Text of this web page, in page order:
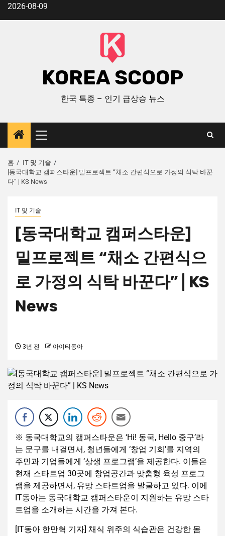
2026-08-09
KOREA SCOOP
한국 특종 – 인기 급상승 뉴스
홈
IT 및 기술
[동국대학교 캠퍼스타운] 밀프로젝트 “채소 간편식으로 가정의 식탁 바꾼
다” | KS News
IT 및 기술
[동국대학교 캠퍼스타운]
밀프로젝트 “채소 간편식으
로 가정의 식탁 바꾼다” | KS
News
3년 전 아이티동아
※ 동국대학교의 캠퍼스타운은 ‘Hi! 동국, Hello 중구’라
는 문구를 내걸면서, 청년들에게 ‘창업 기회’를 지역의
주민과 기업들에게 ‘상생 프로그램’을 제공한다. 이들은
현재 스타트업 30곳에 창업공간과 맞춤형 육성 프로그
램을 제공하면서, 유망 스타트업을 발굴하고 있다. 이에
IT동아는 동국대학교 캠퍼스타운이 지원하는 유망 스타
트업을 소개하는 시간을 가져 본다.
[IT동아 한만혁 기자] 채식 위주의 식습관은 건강한 몸